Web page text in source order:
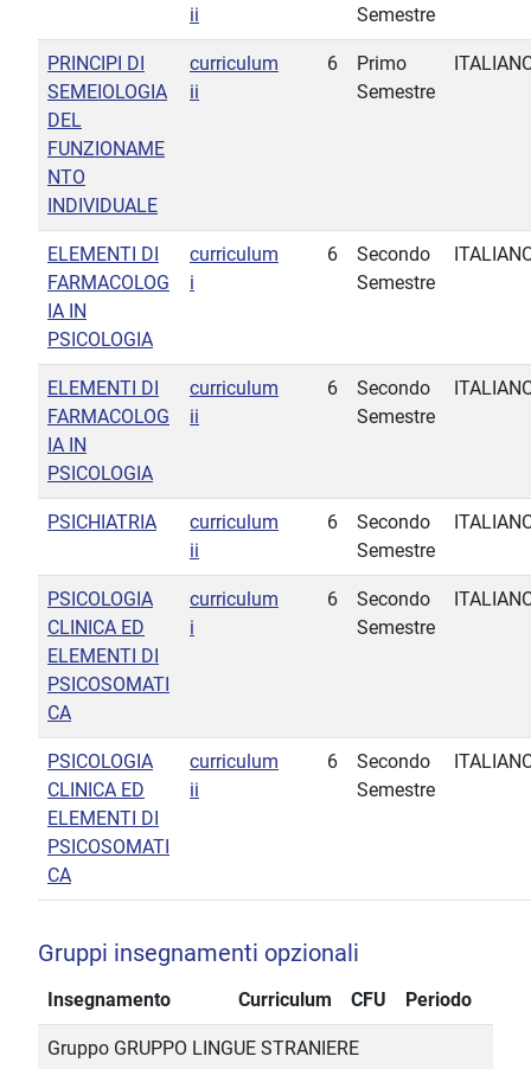
ii
Semestre
PRINCIPI DI
SEMEIOLOGIA
DEL
FUNZIONAME
NTO
INDIVIDUALE
curriculum
ii
6
Primo
Semestre
ELEMENTI DI
FARMACOLOG
IA IN
PSICOLOGIA
curriculum
i
6
Secondo
Semestre
ELEMENTI DI
FARMACOLOG
IA IN
PSICOLOGIA
curriculum
ii
6
Secondo
Semestre
PSICHIATRIA
curriculum
ii
6
Secondo
Semestre
PSICOLOGIA
CLINICA ED
ELEMENTI DI
PSICOSOMATI
CA
curriculum
i
6
Secondo
Semestre
PSICOLOGIA
CLINICA ED
ELEMENTI DI
PSICOSOMATI
CA
curriculum
ii
6
Secondo
Semestre
Gruppi insegnamenti opzionali
Insegnamento Curriculum CFU Periodo
Gruppo GRUPPO LINGUE STRANIERE